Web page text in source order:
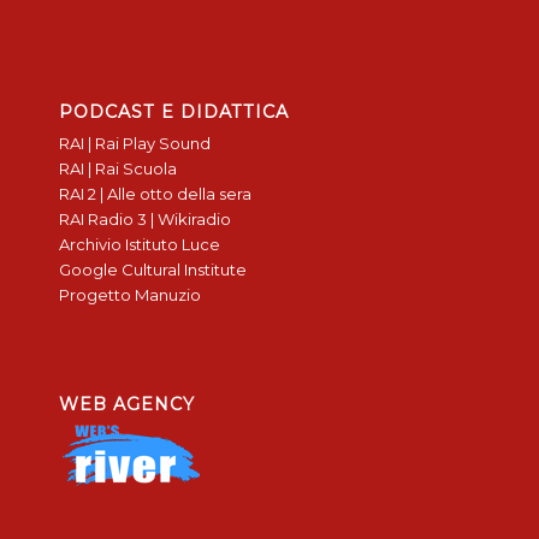
PODCAST E DIDATTICA
RAI | Rai Play Sound
RAI | Rai Scuola
RAI 2 | Alle otto della sera
RAI Radio 3 | Wikiradio
Archivio Istituto Luce
Google Cultural Institute
Progetto Manuzio
WEB AGENCY